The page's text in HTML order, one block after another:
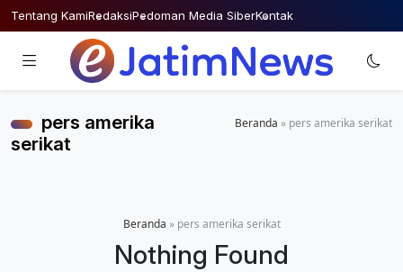
Skip
to
Tentang KamiRedaksiPedoman Media SiberKontak
pers amerika
serikat
Beranda » pers amerika serikat
Beranda » pers amerika serikat
Nothing Found